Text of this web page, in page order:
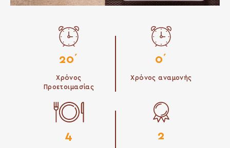
20΄
Χρόνος
Προετοιμασίας
0΄
Χρόνος αναμονής
4 2